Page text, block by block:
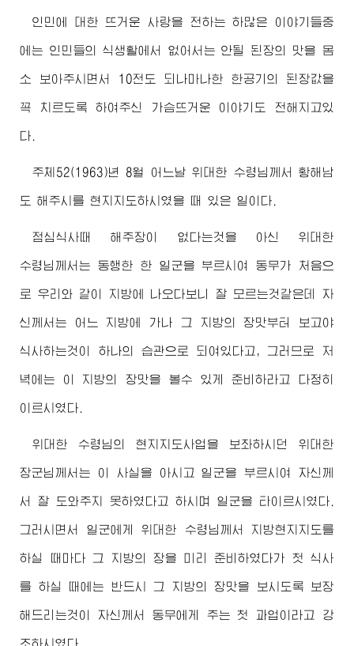
인민에 대한 뜨거운 사랑을 전하는 하많은 이야기들중
에는 인민들의 식생활에서 없어서는 안될 된장의 맛을 몸
소 보아주시면서 10전도 되나마나한 한공기의 된장값을
꼭 치르도록 하여주신 가슴뜨거운 이야기도 전해지고있
다.
주체52(1963)년 8월 어느날위대한 수령님께서 황해남
도 해주시를 현지지도하시였을 때 있은 일이다.
점심식사때 해주장이 없다는것을 아신 위대한
수령님께서 는 동행한 한 일군을 부르시여 동무가 처음으
로 우리와 같이 지방에 나오다보니 잘 모르는것같은데 자
신께서는 어느 지방에 가나 그 지방의 장맛부터 보고야
식사하는것이 하나의 습관으로 되여있다고, 그러므로 저
녁에는 이 지방의 장맛을 볼수 있게 준비하라고 다정히
이르시였다.
위대한 수령님 의 현지지도사업을 보좌하시던 위대한
장군님께서 는 이 사실을 아시고 일군을 부르시여 자신께
서 잘 도와주지 못하였다고 하시며 일군을 타이르시였다.
그러시면서 일군에게 위대한 수령님께서 지방현지지도를
하실 때마다 그 지방의 장을 미리 준비하였다가 첫 식사
를 하실 때에는 반드시 그 지방의 장맛을 보시도록 보장
해드리는것이 자신께서 동무에게 주는 첫 과업이라고 강
조하시였다.